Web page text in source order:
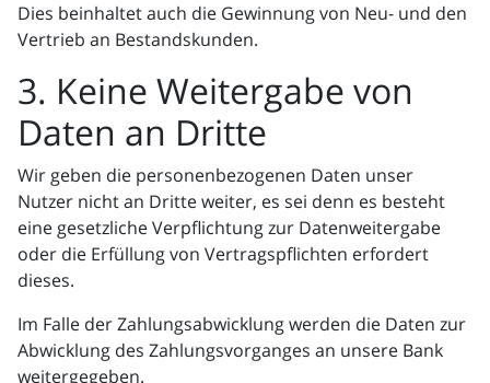
Dies beinhaltet auch die Gewinnung von Neu- und den
Vertrieb an Bestandskunden.
3. Keine Weitergabe von
Daten an Dritte
Wir geben die personenbezogenen Daten unser
Nutzer nicht an Dritte weiter, es sei denn es besteht
eine gesetzliche Verpflichtung zur Datenweitergabe
oder die Erfüllung von Vertragspflichten erfordert
dieses.
Im Falle der Zahlungsabwicklung werden die Daten zur
Abwicklung des Zahlungsvorganges an unsere Bank
weitergegeben.